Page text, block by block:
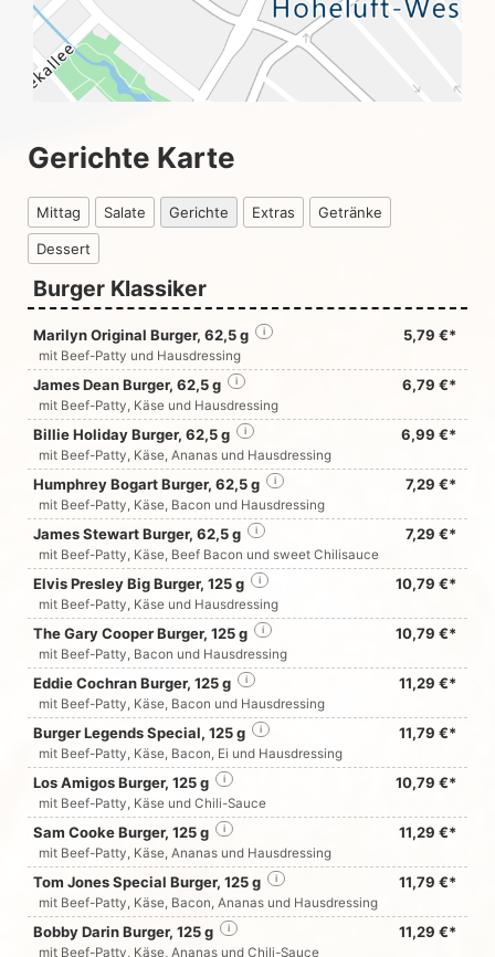
Gerichte Karte
Mittag Salate Gerichte Extras Getränke
Dessert
Burger Klassiker
Marilyn Original Burger, 62,5 g 5,79 €*
i
mit Beef-Patty und Hausdressing
James Dean Burger, 62,5 g 6,79 €*
i
mit Beef-Patty, Käse und Hausdressing
Billie Holiday Burger, 62,5 g 6,99 €*
i
mit Beef-Patty, Käse, Ananas und Hausdressing
Humphrey Bogart Burger, 62,5 g 7,29 €*
i
mit Beef-Patty, Käse, Bacon und Hausdressing
James Stewart Burger, 62,5 g 7,29 €*
i
mit Beef-Patty, Käse, Beef Bacon und sweet Chilisauce
Elvis Presley Big Burger, 125 g 10,79 €*
i
mit Beef-Patty, Käse und Hausdressing
The Gary Cooper Burger, 125 g 10,79 €*
i
mit Beef-Patty, Bacon und Hausdressing
Eddie Cochran Burger, 125 g 11,29 €*
i
mit Beef-Patty, Käse, Bacon und Hausdressing
Burger Legends Special, 125 g 11,79 €*
i
mit Beef-Patty, Käse, Bacon, Ei und Hausdressing
Los Amigos Burger, 125 g 10,79 €*
i
mit Beef-Patty, Käse und Chili-Sauce
Sam Cooke Burger, 125 g 11,29 €*
i
mit Beef-Patty, Käse, Ananas und Hausdressing
Tom Jones Special Burger, 125 g 11,79 €*
i
mit Beef-Patty, Käse, Bacon, Ananas und Hausdressing
Bobby Darin Burger, 125 g 11,29 €*
i
mit Beef-Patty, Käse, Ananas und Chili-Sauce